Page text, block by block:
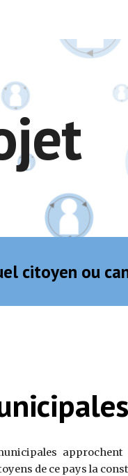
citoyen ou
de ce pays la